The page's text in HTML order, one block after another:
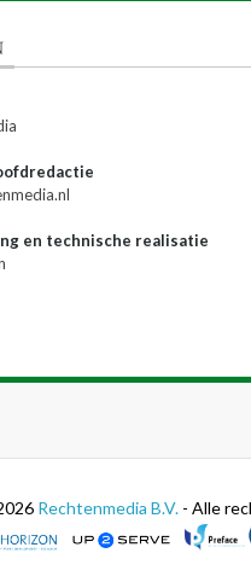
en technische realisatie
Rechtenmedia B.V. - Alle